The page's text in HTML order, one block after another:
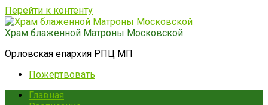
Перейти к контенту
Храм блаженной Матроны Московской
Орловская епархия РПЦ МП
Пожертвовать
Главная